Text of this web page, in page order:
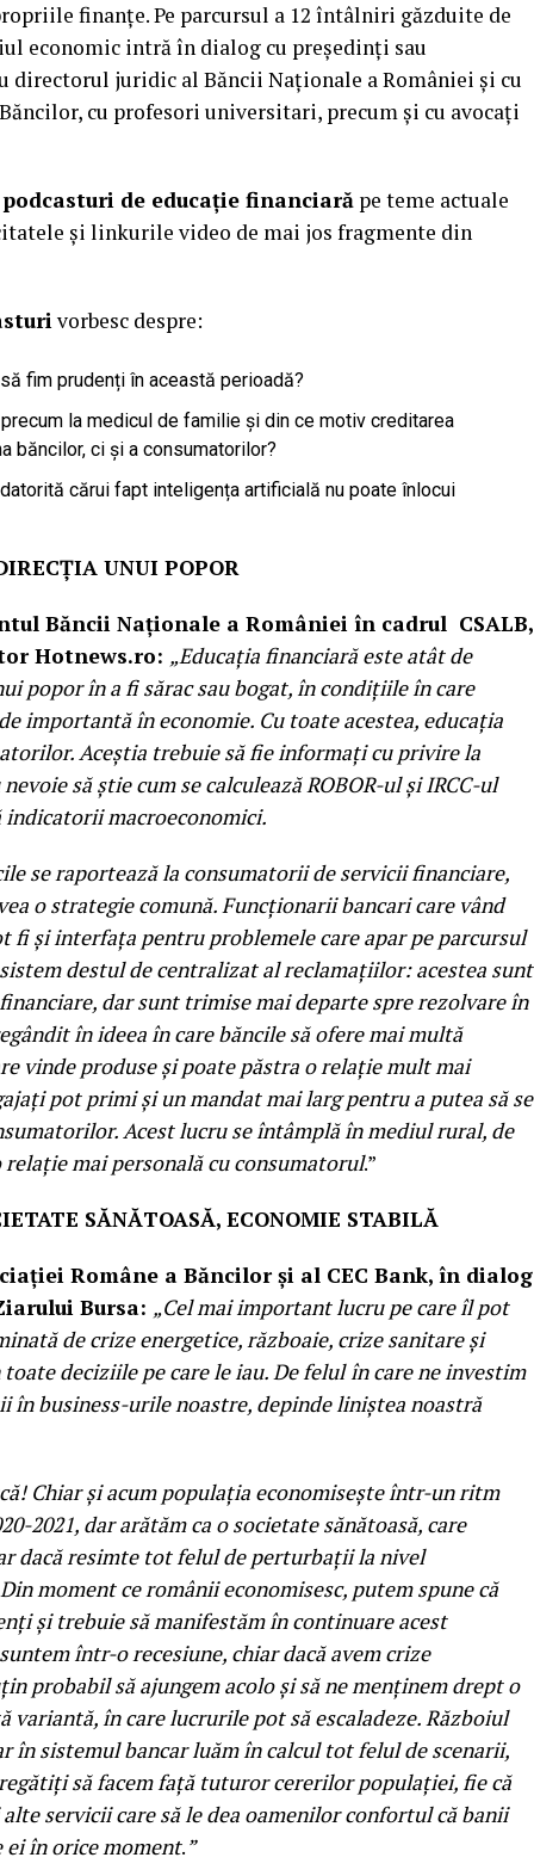
finanțe. Pe parcursul a 12 întâlniri găzduite de
economic intră în dialog cu președinți sau
directorul juridic al Băncii Naționale a României și cu
cu profesori universitari, precum și cu avocați
podcasturi de educație financiară pe teme actuale
și linkurile video de mai jos fragmente din
vorbesc despre:
fim prudenți în această perioadă?
la medicul de familie și din ce motiv creditarea
băncilor, ci și a consumatorilor?
cărui fapt inteligența artificială nu poate înlocui
UNUI POPOR
Băncii Naționale a României în cadrul CSALB,
Hotnews.ro: „Educația financiară este atât de
popor în a fi sărac sau bogat, în condițiile în care
importantă în economie. Cu toate acestea, educația
Aceștia trebuie să fie informați cu privire la
să știe cum se calculează ROBOR-ul și IRCC-ul
indicatorii macroeconomici.
se raportează la consumatorii de servicii financiare,
o strategie comună. Funcționarii bancari care vând
fi și interfața pentru problemele care apar pe parcursul
destul de centralizat al reclamațiilor: acestea sunt
dar sunt trimise mai departe spre rezolvare în
în ideea în care băncile să ofere mai multă
vinde produse și poate păstra o relație mult mai
pot primi și un mandat mai larg pentru a putea să se
Acest lucru se întâmplă în mediul rural, de
mai personală cu consumatorul.”
SĂNĂTOASĂ, ECONOMIE STABILĂ
Române a Băncilor și al CEC Bank, în dialog
Bursa: „Cel mai important lucru pe care îl pot
de crize energetice, războaie, crize sanitare și
deciziile pe care le iau. De felul în care ne investim
în business-urile noastre, depinde liniștea noastră
Chiar și acum populația economisește într-un ritm
2021, dar arătăm ca o societate sănătoasă, care
dacă resimte tot felul de perturbații la nivel
moment ce românii economisesc, putem spune că
și trebuie să manifestăm în continuare acest
într-o recesiune, chiar dacă avem crize
probabil să ajungem acolo și să ne menținem drept o
variantă, în care lucrurile pot să escaladeze. Războiul
în sistemul bancar luăm în calcul tot felul de scenarii,
să facem față tuturor cererilor populației, fie că
servicii care să le dea oamenilor confortul că banii
în orice moment.”